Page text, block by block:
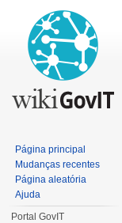
Página principal
Mudanças recentes
Página aleatória
Ajuda
Portal GovIT